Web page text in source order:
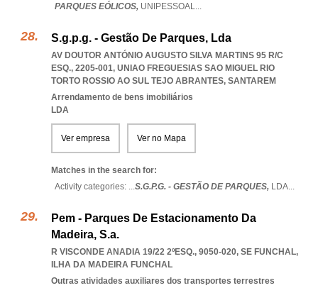
PARQUES EÓLICOS, UNIPESSOAL...
S.g.p.g. - Gestão De Parques, Lda
AV DOUTOR ANTÓNIO AUGUSTO SILVA MARTINS 95 R/C
ESQ., 2205-001, UNIAO FREGUESIAS SAO MIGUEL RIO
TORTO ROSSIO AO SUL TEJO ABRANTES, SANTAREM
Arrendamento de bens imobiliários
LDA
Ver empresa Ver no Mapa
Matches in the search for:
Activity categories: ...S.G.P.G. - GESTÃO DE PARQUES, LDA...
Pem - Parques De Estacionamento Da
Madeira, S.a.
R VISCONDE ANADIA 19/22 2ºESQ., 9050-020, SE FUNCHAL,
ILHA DA MADEIRA FUNCHAL
Outras atividades auxiliares dos transportes terrestres